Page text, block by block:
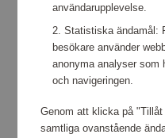
användarupplevelse.
Statistiska ändamål:
besökare använder
anonyma analyser som
och navigeringen.
Genom att klicka på
samtliga ovanstående